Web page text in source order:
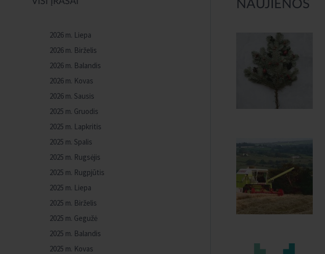
NAUJIENOS
2026 m. Liepa
2026 m. Birželis
2026 m. Balandis
2026 m. Kovas
2026 m. Sausis
2025 m. Gruodis
2025 m. Lapkritis
2025 m. Spalis
2025 m. Rugsėjis
2025 m. Rugpjūtis
2025 m. Liepa
2025 m. Birželis
2025 m. Gegužė
2025 m. Balandis
2025 m. Kovas